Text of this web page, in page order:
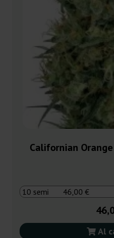
Californian
Al